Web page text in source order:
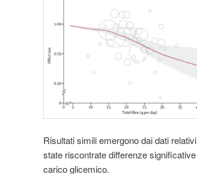
Risultati simili emergono dai dati
state riscontrate differenze
carico glicemico.